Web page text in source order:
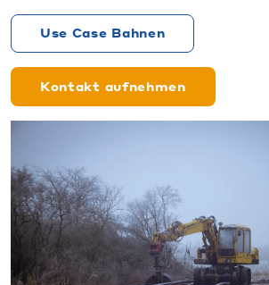
Use Case Bahnen
Kontakt aufnehmen